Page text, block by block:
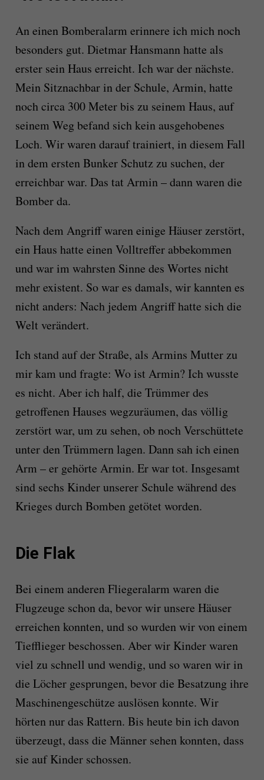
An einen Bomberalarm erinnere ich mich noch
besonders gut. Dietmar Hansmann hatte als
erster sein Haus erreicht. Ich war der nächste.
Mein Sitznachbar in der Schule, Armin, hatte
noch circa 300 Meter bis zu seinem Haus, auf
seinem Weg befand sich kein ausgehobenes
Loch. Wir waren darauf trainiert, in diesem Fall
in dem ersten Bunker Schutz zu suchen, der
erreichbar war. Das tat Armin – dann waren die
Bomber da.
Nach dem Angriff waren einige Häuser zerstört,
ein Haus hatte einen Volltreffer abbekommen
und war im wahrsten Sinne des Wortes nicht
mehr existent. So war es damals, wir kannten es
nicht anders: Nach jedem Angriff hatte sich die
Welt verändert.
Ich stand auf der Straße, als Armins Mutter zu
mir kam und fragte: Wo ist Armin? Ich wusste
es nicht. Aber ich half, die Trümmer des
getroffenen Hauses wegzuräumen, das völlig
zerstört war, um zu sehen, ob noch Verschüttete
unter den Trümmern lagen. Dann sah ich einen
Arm – er gehörte Armin. Er war tot. Insgesamt
sind sechs Kinder unserer Schule während des
Krieges durch Bomben getötet worden.
Die Flak
Bei einem anderen Fliegeralarm waren die
Flugzeuge schon da, bevor wir unsere Häuser
erreichen konnten, und so wurden wir von einem
Tiefflieger beschossen. Aber wir Kinder waren
viel zu schnell und wendig, und so waren wir in
die Löcher gesprungen, bevor die Besatzung ihre
Maschinengeschütze auslösen konnte. Wir
hörten nur das Rattern. Bis heute bin ich davon
überzeugt, dass die Männer sehen konnten, dass
sie auf Kinder schossen.